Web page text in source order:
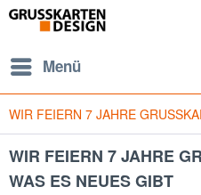
Menü
WIR FEIERN 7 JAHRE
WIR FEIERN 7 JAHRE
WAS ES NEUES GIBT